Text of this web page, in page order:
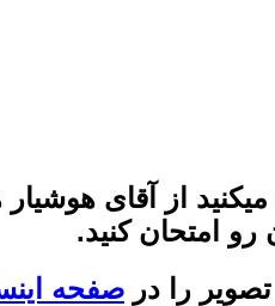
از آقای
امتحان کنید.
را در صفحه